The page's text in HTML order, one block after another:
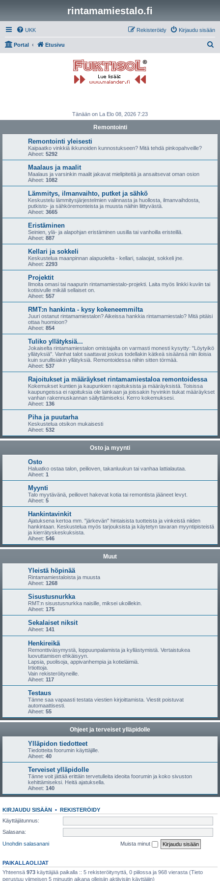
rintamamiestalo.fi
UKK Kirjaudu sisään
Rekisteröidy
Portal Etusivu
Tänään on La Elo 08, 2026 7:23
Remontointi
Remontointi yleisesti
Kaipaatko vinkkiä ikkunoiden kunnostukseen? Mitä tehdä pinkopahveille?
Aiheet: 5292
Maalaus ja maalit
Maalaus ja varsinkin maalit jakavat mielipiteitä ja ansaitsevat oman osion
Aiheet: 1082
Lämmitys, ilmanvaihto, putket ja sähkö
Keskustelu lämmitysjärjestelmien valinnasta ja huollosta, ilmanvaihdosta,
putkisto- ja sähköremonteista ja muusta näihin liittyvästä.
Aiheet: 3665
Eristäminen
Seinien, ylä- ja alapohjan eristäminen uusilla tai vanhoilla eristeillä.
Aiheet: 887
Kellari ja sokkeli
Keskustelua maanpinnan alapuolelta - kellari, salaojat, sokkeli jne.
Aiheet: 2293
Projektit
Ilmoita omasi tai naapurin rintamamiestalo-projekti. Laita myös linkki kuviin tai
kotisivulle mikäli sellaiset on.
Aiheet: 557
RMT:n hankinta - kysy kokeneemmilta
Juuri ostanut rintamamiestalon? Aikeissa hankkia rintamamiestalo? Mitä pitäisi
ottaa huomioon?
Aiheet: 854
Tuliko yllätyksiä...
Jokaiselta rintamamiestalon omistajalta on varmasti monesti kysytty: "Löytyikö
yllätyksiä". Vanhat talot saattavat joskus todellakin kätkeä sisäänsä niin iloisia
kuin surullisiakin yllätyksiä. Remontoidessa niihin sitten törmää.
Aiheet: 537
Rajoitukset ja määräykset rintamamiestaloa remontoidessa
Kokemukset kuntien ja kaupunkien rajoituksista ja määräyksistä. Toisissa
kaupungeissa ei rajoituksia ole lainkaan ja joissakin hyvinkin tiukat määräykset
vanhan rakennuskannan säilyttämiseksi. Kerro kokemuksesi.
Aiheet: 136
Piha ja puutarha
Keskustelua otsikon mukaisesti
Aiheet: 532
Osto ja myynti
Osto
Haluatko ostaa talon, peilioven, takanluukun tai vanhaa lattialautaa.
Aiheet: 1
Myynti
Talo myytävänä, peiliovet hakevat kotia tai remontista jääneet levyt.
Aiheet: 5
Hankintavinkit
Ajatuksena kertoa mm. "järkevän" hintaisista tuotteista ja vinkeistä niiden
hankintaan. Keskustelua myös tarjouksista ja käytetyn tavaran myyntipisteistä
ja kierrätyskeskuksista.
Aiheet: 546
Muut
Yleistä höpinää
Rintamamiestaloista ja muusta
Aiheet: 1268
Sisustusnurkka
RMT:n sisustusnurkka naisille, miksei ukoillekin.
Aiheet: 175
Sekalaiset niksit
Aiheet: 141
Henkireikä
Remonttiväsymystä, loppuunpalamista ja kyllästymistä. Vertaistukea
luovuttamisen ehkäisyyn.
Lapsia, puolisoja, appivanhempia ja kotieläimiä.
Irtiottoja.
Vain rekisteröityneille.
Aiheet: 117
Testaus
Tänne saa vapaasti testata viestien kirjoittamista. Viestit poistuvat
automaattisesti.
Aiheet: 55
Ohjeet ja terveiset ylläpidolle
Ylläpidon tiedotteet
Tiedotteita foorumin käyttäjille.
Aiheet: 40
Terveiset ylläpidolle
Tänne voit jättää erittäin tervetulleita ideoita foorumin ja koko sivuston
kehittämiseksi. Heitä ajatuksella.
Aiheet: 140
KIRJAUDU SISÄÄN • REKISTERÖIDY
Käyttäjätunnus:
Salasana:
Unohdin salasanani
Muista minut
PAIKALLAOLIJAT
Yhteensä 973 käyttäjää paikalla :: 5 rekisteröitynyttä, 0 piilossa ja 968 vierasta (Tieto
perustuu viimeisen 5 minuutin aikana olleisiin aktiivisiin käyttäjiin)